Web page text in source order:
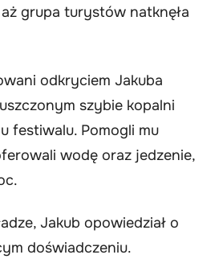
grupa turystów natknęła
odkryciem Jakuba
szybie kopalni
festiwalu. Pomogli mu
wodę oraz jedzenie,
Jakub opowiedział o
doświadczeniu.